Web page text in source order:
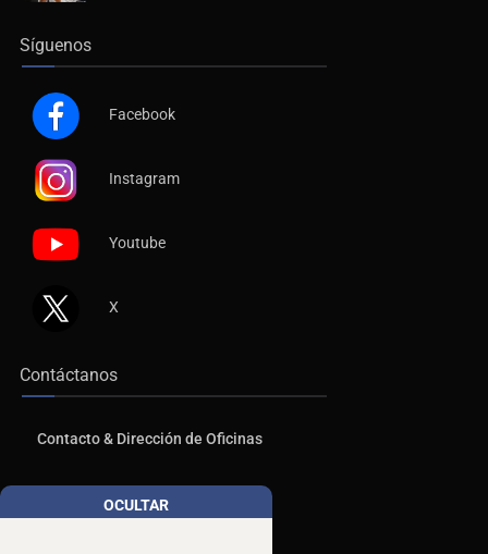
Síguenos
Facebook
Instagram
Youtube
X
Contáctanos
Contacto & Dirección de Oficinas
PublicidadOCULTAR